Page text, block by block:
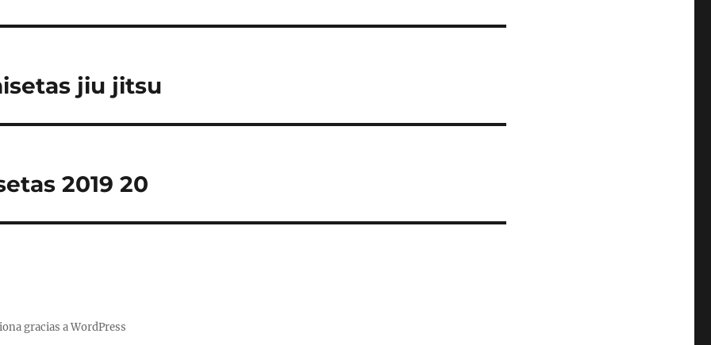
jiu jitsu
2019 20
gracias a WordPress